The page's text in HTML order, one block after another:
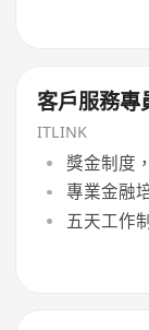
客戶服務
ITLINK
獎金制度
專業金融
五天工作